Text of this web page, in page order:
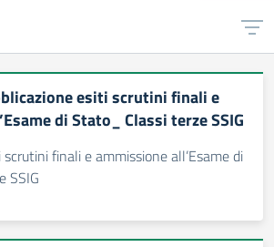
esiti scrutini finali e
di Stato_ Classi terze SSIG
finali e ammissione all’Esame di
SSIG